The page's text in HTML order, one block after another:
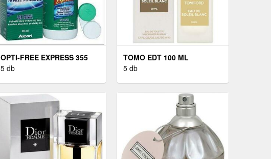
OPTI-FREE EXPRESS 355
ML
5 db
TOMO EDT 100 ML
5 db